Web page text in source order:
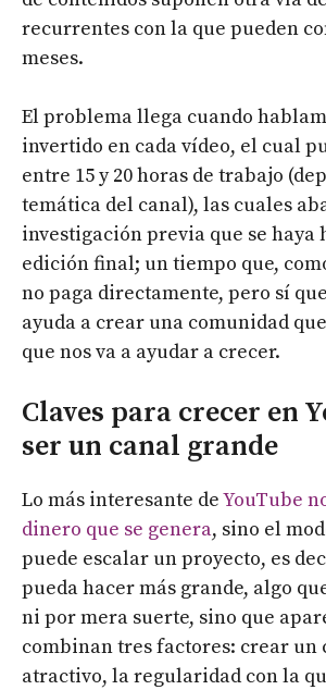
recurrentes con la que pueden
meses.
El problema llega cuando
invertido en cada vídeo, el cual
entre 15 y 20 horas de trabajo
temática del canal), las cuales
investigación previa que se haya
edición final; un tiempo que,
no paga directamente, pero sí
ayuda a crear una comunidad
que nos va a ayudar a crecer.
Claves para crecer en
ser un canal grande
Lo más interesante deYouTube
dinero que se genera, sino el
puede escalar un proyecto, es
pueda hacer más grande, algo
ni por mera suerte, sino que
combinan tres factores: crear un
atractivo, la regularidad con la